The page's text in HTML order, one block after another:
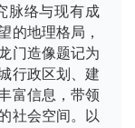
脉络与现有成
的地理格局，
门造像题记为
行政区划、建
富信息，带领
社会空间。以